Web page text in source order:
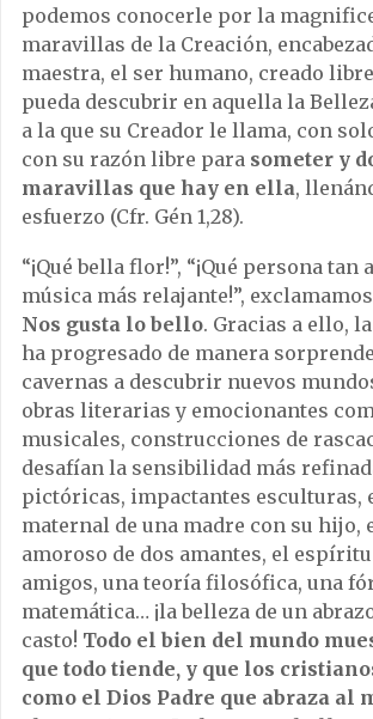
podemos conocerle por la
maravillas de la Creación,
maestra, el ser humano, creado
pueda descubrir en aquella la
a la que su Creador le llama, con
con su razón libre para someter y
maravillas que hay en ella,
esfuerzo (Cfr. Gén 1,28).
“¡Qué bella flor!”, “¡Qué persona tan
música más relajante!”,
Nos gusta lo bello. Gracias a ello,
ha progresado de manera
cavernas a descubrir nuevos
obras literarias y emocionantes
musicales, construcciones de
desafían la sensibilidad más
pictóricas, impactantes esculturas,
maternal de una madre con su hijo,
amoroso de dos amantes, el
amigos, una teoría filosófica, una
matemática… ¡la belleza de un
casto! Todo el bien del mundo
que todo tiende, y que los
como el Dios Padre que abraza al